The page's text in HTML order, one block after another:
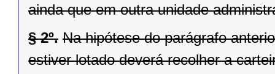
ainda que em outra unidade
§ 2º. Na hipótese do parágrafo
estiver lotado deverá recolher a